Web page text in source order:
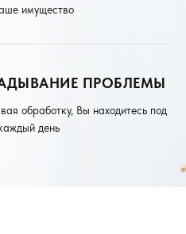
имущество
ПРОБЛЕМЫ
обработку, Вы находитесь под
день